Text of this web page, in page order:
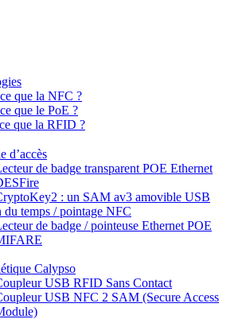
que la NFC ?
que le PoE ?
que la RFID ?
d’accès
de badge transparent POE Ethernet
: un SAM av3 amovible USB
du temps / pointage NFC
de badge / pointeuse Ethernet POE
Calypso
USB RFID Sans Contact
USB NFC 2 SAM (Secure Access